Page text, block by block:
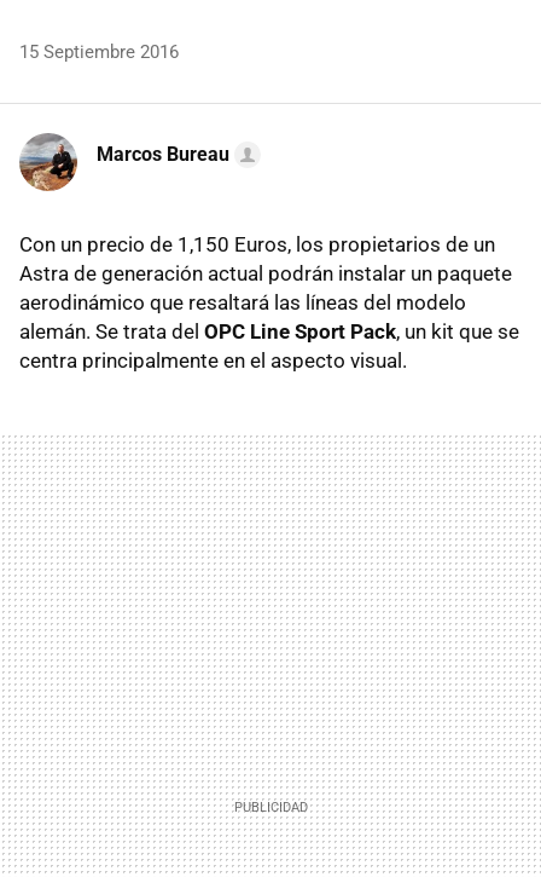
15 Septiembre 2016
Marcos Bureau
Con un precio de 1,150 Euros, los propietarios de un
Astra de generación actual podrán instalar un paquete
aerodinámico que resaltará las líneas del modelo
alemán. Se trata del OPC Line Sport Pack, un kit que se
centra principalmente en el aspecto visual.